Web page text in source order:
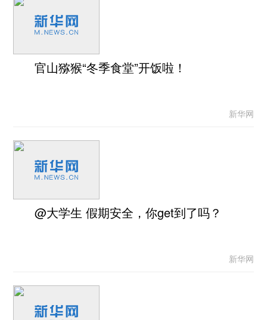
官山猕猴“冬季食堂”开饭啦！
新华网
@大学生 假期安全，你get到了吗？
新华网